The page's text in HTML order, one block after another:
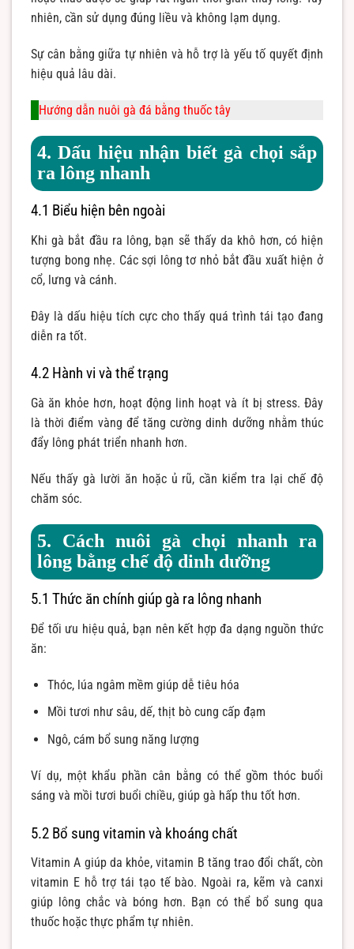
nhiên, cần sử dụng đúng liều và không lạm dụng.
Sự cân bằng giữa tự nhiên và hỗ trợ là yếu tố quyết định
hiệu quả lâu dài.
Hướng dẫn nuôi gà đá bằng thuốc tây
4. Dấu hiệu nhận biết gà chọi sắp
ra lông nhanh
4.1 Biểu hiện bên ngoài
Khi gà bắt đầu ra lông, bạn sẽ thấy da khô hơn, có hiện
tượng bong nhẹ. Các sợi lông tơ nhỏ bắt đầu xuất hiện ở
cổ, lưng và cánh.
Đây là dấu hiệu tích cực cho thấy quá trình tái tạo đang
diễn ra tốt.
4.2 Hành vi và thể trạng
Gà ăn khỏe hơn, hoạt động linh hoạt và ít bị stress. Đây
là thời điểm vàng để tăng cường dinh dưỡng nhằm thúc
đẩy lông phát triển nhanh hơn.
Nếu thấy gà lười ăn hoặc ủ rũ, cần kiểm tra lại chế độ
chăm sóc.
5. Cách nuôi gà chọi nhanh ra
lông bằng chế độ dinh dưỡng
5.1 Thức ăn chính giúp gà ra lông nhanh
Để tối ưu hiệu quả, bạn nên kết hợp đa dạng nguồn thức
ăn:
Thóc, lúa ngâm mềm giúp dễ tiêu hóa
Mồi tươi như sâu, dế, thịt bò cung cấp đạm
Ngô, cám bổ sung năng lượng
Ví dụ, một khẩu phần cân bằng có thể gồm thóc buổi
sáng và mồi tươi buổi chiều, giúp gà hấp thu tốt hơn.
5.2 Bổ sung vitamin và khoáng chất
Vitamin A giúp da khỏe, vitamin B tăng trao đổi chất, còn
vitamin E hỗ trợ tái tạo tế bào. Ngoài ra, kẽm và canxi
giúp lông chắc và bóng hơn. Bạn có thể bổ sung qua
thuốc hoặc thực phẩm tự nhiên.